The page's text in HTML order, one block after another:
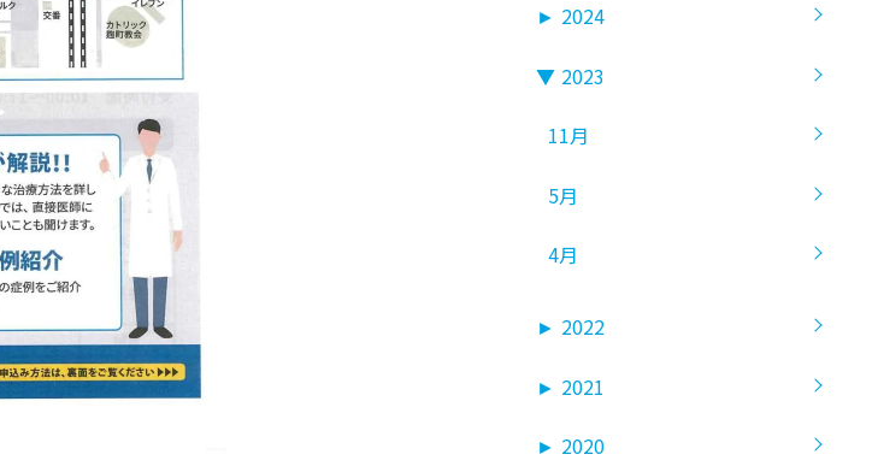
► 2024
▼ 2023
11月
5月
4月
► 2022
► 2021
► 2020